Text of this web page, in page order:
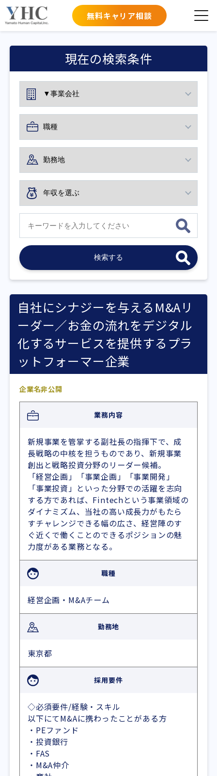
無料キャリア相談
現在の検索条件
自社にシナジーを与えるM&Aリ
ーダー／お金の流れをデジタル
化するサービスを提供するプラ
ットフォーマー企業
企業名非公開
業務内容
新規事業を管掌する副社長の指揮下で、成
長戦略の中核を担うものであり、新規事業
創出と戦略投資分野のリーダー候補。
「経営企画」「事業企画」「事業開発」
「事業投資」といった分野での活躍を志向
する方であれば、Fintechという事業領域の
ダイナミズム、当社の高い成長力がもたら
すチャレンジできる幅の広さ、経営陣のす
ぐ近くで働くことのできるポジションの魅
力度がある業務となる。
職種
経営企画・M&Aチーム
勤務地
東京都
採用要件
◇必須要件/経験・スキル
以下にてM&Aに携わったことがある方
・PEファンド
・投資銀行
・FAS
・M&A仲介